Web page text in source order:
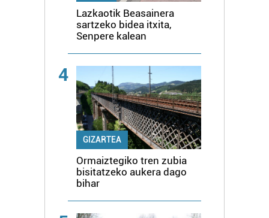
Lazkaotik Beasainera
sartzeko bidea itxita,
Senpere kalean
4
GIZARTEA
Ormaiztegiko tren zubia
bisitatzeko aukera dago
bihar